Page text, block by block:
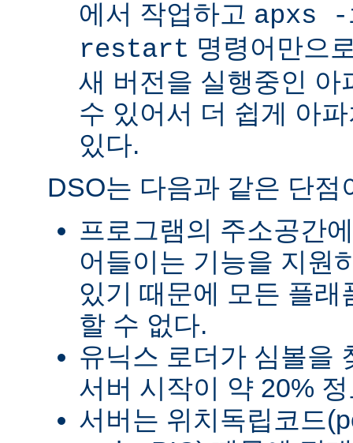
에서 작업하고 apxs
restart 명령어만으
새 버전을 실행중인 아
수 있어서 더 쉽게 아
있다.
DSO는 다음과 같은 단점
프로그램의 주소공간
어들이는 기능을 지원
있기 때문에 모든 플
할 수 없다.
유닉스 로더가 심볼을
서버 시작이 약 20%
서버는 위치독립코드